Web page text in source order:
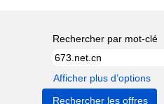
Rechercher par mot-clé
Afficher plus d’options